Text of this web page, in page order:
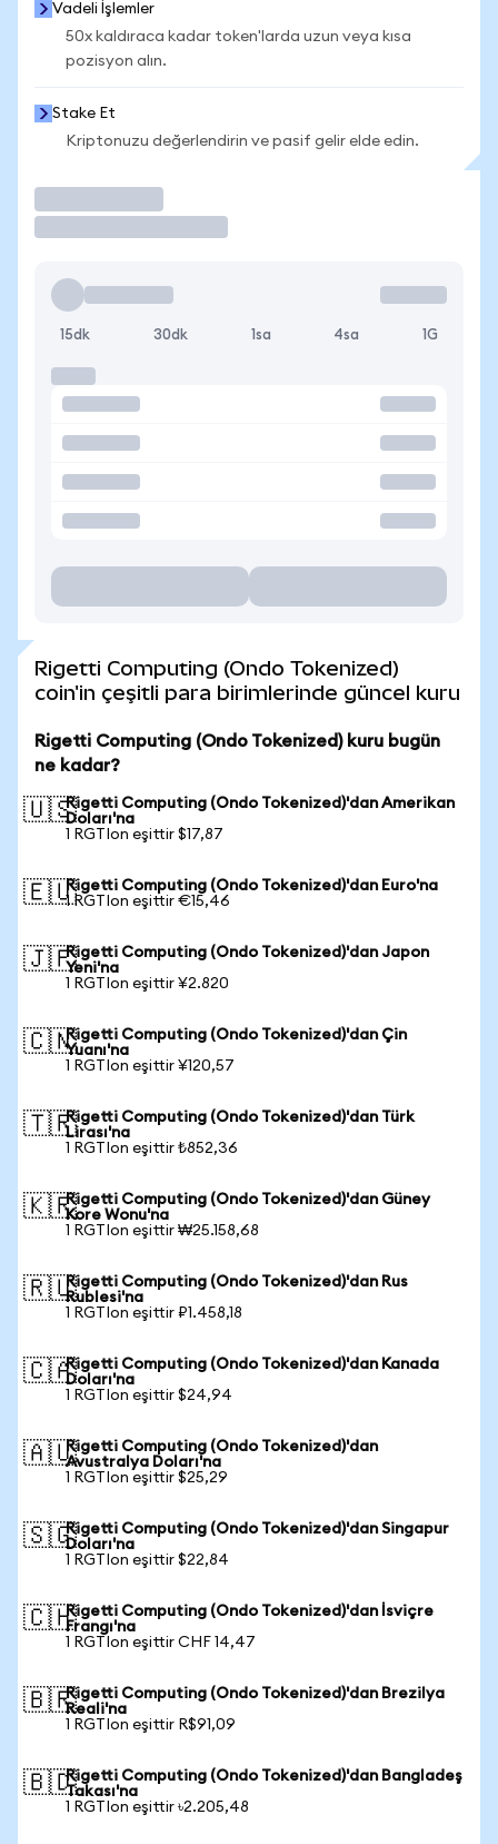
Vadeli İşlemler
50x kaldıraca kadar token'larda uzun veya kısa
pozisyon alın.
Stake Et
Kriptonuzu değerlendirin ve pasif gelir elde edin.
15dk 30dk 1sa 4sa 1G
Rigetti Computing (Ondo Tokenized)
coin'in çeşitli para birimlerinde güncel kuru
Rigetti Computing (Ondo Tokenized) kuru bugün
ne kadar?
🇺🇸Rigetti Computing (Ondo Tokenized)'dan Amerikan
Doları'na
1 RGTIon eşittir $17,87
🇪🇺Rigetti Computing (Ondo Tokenized)'dan Euro'na
1 RGTIon eşittir €15,46
🇯🇵Rigetti Computing (Ondo Tokenized)'dan Japon
Yeni'na
1 RGTIon eşittir ¥2.820
🇨🇳Rigetti Computing (Ondo Tokenized)'dan Çin
Yuanı'na
1 RGTIon eşittir ¥120,57
🇹🇷Rigetti Computing (Ondo Tokenized)'dan Türk
Lirası'na
1 RGTIon eşittir ₺852,36
🇰🇷Rigetti Computing (Ondo Tokenized)'dan Güney
Kore Wonu'na
1 RGTIon eşittir ₩25.158,68
🇷🇺Rigetti Computing (Ondo Tokenized)'dan Rus
Rublesi'na
1 RGTIon eşittir ₽1.458,18
🇨🇦Rigetti Computing (Ondo Tokenized)'dan Kanada
Doları'na
1 RGTIon eşittir $24,94
🇦🇺Rigetti Computing (Ondo Tokenized)'dan
Avustralya Doları'na
1 RGTIon eşittir $25,29
🇸🇬Rigetti Computing (Ondo Tokenized)'dan Singapur
Doları'na
1 RGTIon eşittir $22,84
🇨🇭Rigetti Computing (Ondo Tokenized)'dan İsviçre
Frangı'na
1 RGTIon eşittir CHF 14,47
🇧🇷Rigetti Computing (Ondo Tokenized)'dan Brezilya
Reali'na
1 RGTIon eşittir R$91,09
🇧🇩Rigetti Computing (Ondo Tokenized)'dan Bangladeş
Takası'na
1 RGTIon eşittir ৳2.205,48